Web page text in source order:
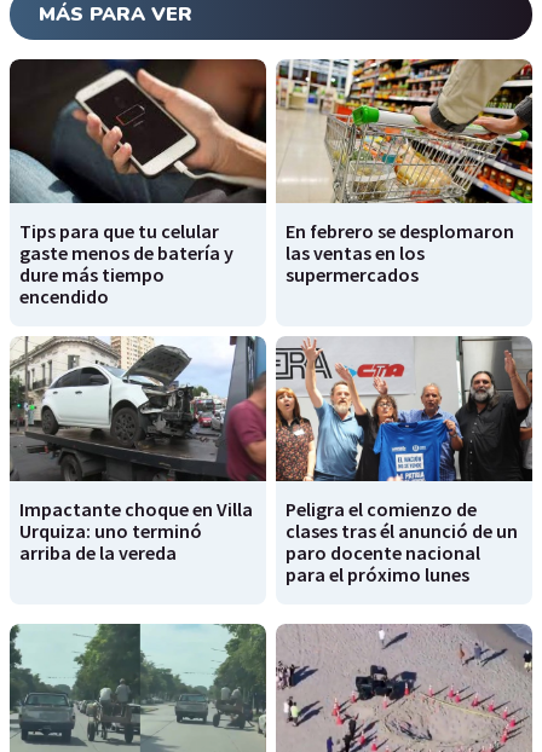
MÁS PARA VER
Tips para que tu celular
gaste menos de batería y
dure más tiempo
encendido
En febrero se desplomaron
las ventas en los
supermercados
Impactante choque en Villa
Urquiza: uno terminó
arriba de la vereda
Peligra el comienzo de
clases tras él anunció de un
paro docente nacional
para el próximo lunes